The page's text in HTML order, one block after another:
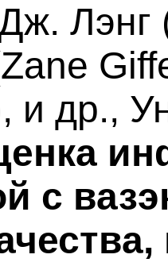
Лэнг
и др.,
с